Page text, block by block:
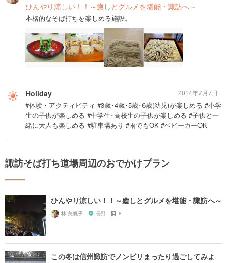
ひんやり涼しい！！～癒しとグルメを堪能・諏訪へ～
本格的なそば打ちを楽しめる施設。
Holiday
#体験・アクティビティ #3歳･4歳･5歳･6歳(幼児)が楽しめる #小学
生の子供が楽しめる #中学生･高校生の子供が楽しめる #子供と一
緒に大人も楽しめる #駐車場あり #雨でもOK #ベビーカーOK
2014年7月7日
諏訪そば打ち道場周辺のおでかけプラン
ひんやり涼しい！！～癒しとグルメを堪能・諏訪へ～
林 美帆子 長野 8
この冬は信州諏訪でノンビリまったり過ごしてみよ